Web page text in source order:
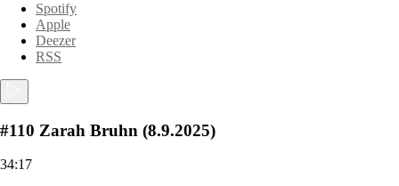
Spotify
Apple
Deezer
RSS
#110 Zarah Bruhn (8.9.2025)
34:17